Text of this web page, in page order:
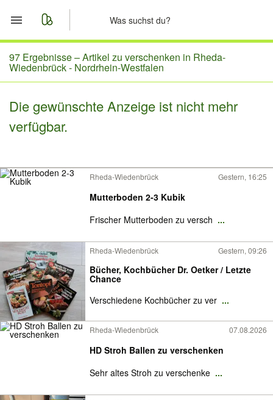
Start
Merkliste
Nachrichten
97 Ergebnisse –Artikel zu verschenken in Rheda-
Wiedenbrück - Nordrhein-Westfalen
Die gewünschte Anzeige ist nicht mehr
verfügbar.
Rheda-Wiedenbrück Gestern, 16:25
Mutterboden 2-3 Kubik
Frischer Mutterboden zu versch ...
Rheda-Wiedenbrück Gestern, 09:26
Bücher, Kochbücher Dr. Oetker / Letzte
Chance
Verschiedene Kochbücher zu ver ...
Rheda-Wiedenbrück 07.08.2026
HD Stroh Ballen zu verschenken
Sehr altes Stroh zu verschenke ...